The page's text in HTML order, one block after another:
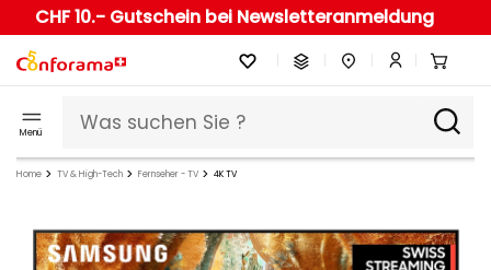
CHF 10.- Gutschein bei Newsletteranmeldung
Menü
Home TV & High-Tech Fernseher - TV 4K TV